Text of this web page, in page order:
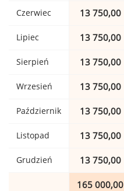
Czerwiec 13 750,00
Lipiec 13 750,00
Sierpień 13 750,00
Wrzesień 13 750,00
Październik 13 750,00
Listopad 13 750,00
Grudzień 13 750,00
165 000,00